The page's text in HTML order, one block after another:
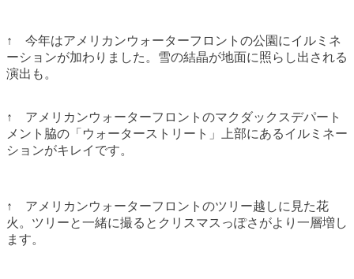
↑ 今年はアメリカンウォーターフロントの公園にイルミネ
ーションが加わりました。雪の結晶が地面に照らし出される
演出も。
↑ アメリカンウォーターフロントのマクダックスデパート
メント脇の「ウォーターストリート」上部にあるイルミネー
ションがキレイです。
↑ アメリカンウォーターフロントのツリー越しに見た花
火。ツリーと一緒に撮るとクリスマスっぽさがより一層増し
ます。